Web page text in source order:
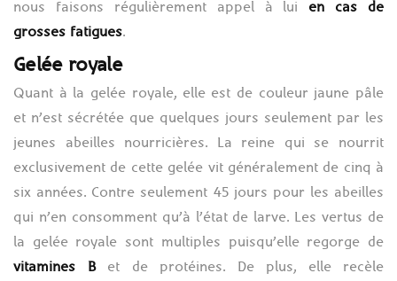
nous faisons régulièrement appel à lui en cas de
grosses fatigues.
Gelée royale
Quant à la gelée royale, elle est de couleur jaune pâle
et n’est sécrétée que quelques jours seulement par les
jeunes abeilles nourricières. La reine qui se nourrit
exclusivement de cette gelée vit généralement de cinq à
six années. Contre seulement 45 jours pour les abeilles
qui n’en consomment qu’à l’état de larve. Les vertus de
la gelée royale sont multiples puisqu’elle regorge de
vitamines Bet de protéines. De plus, elle recèle